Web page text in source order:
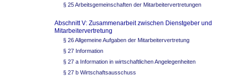
§ 25 Arbeitsgemeinschaften der Mitarbeitervertretungen
Abschnitt V: Zusammenarbeit zwischen Dienstgeber und
Mitarbeitervertretung
§ 26 Allgemeine Aufgaben der Mitarbeitervertretung
§ 27 Information
§ 27 a Information in wirtschaftlichen Angelegenheiten
§ 27 b Wirtschaftsausschuss